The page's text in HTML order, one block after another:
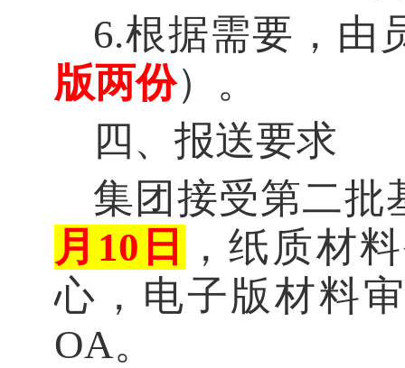
6.根据需要，由
版两份） 。
四、报送要求
集团接受第二批
月10 日 ，纸质材料
心 ， 电子版材料
OA。